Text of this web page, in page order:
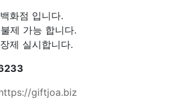
화점 입니다.
제 가능 합니다.
제 실시합니다.
giftjoa.biz